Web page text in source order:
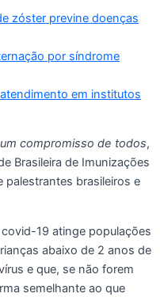
zóster previne doenças
por síndrome
em institutos
compromisso de todos,
Brasileira de Imunizações
palestrantes brasileiros e
19 atinge populações
abaixo de 2 anos de
e que, se não forem
semelhante ao que